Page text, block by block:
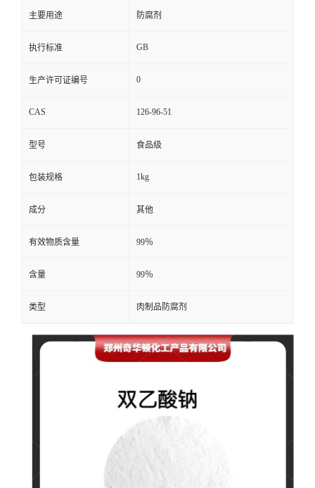
主要用途 防腐剂
执行标准 GB
生产许可证编号 0
CAS 126-96-51
型号 食品级
包装规格 1kg
成分 其他
有效物质含量 99％
含量 99％
类型 肉制品防腐剂